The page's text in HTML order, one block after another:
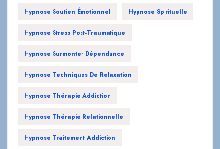
Hypnose Soutien Émotionnel Hypnose Spirituelle
Hypnose Stress Post-Traumatique
Hypnose Surmonter Dépendance
Hypnose Techniques De Relaxation
Hypnose Thérapie Addiction
Hypnose Thérapie Relationnelle
Hypnose Traitement Addiction